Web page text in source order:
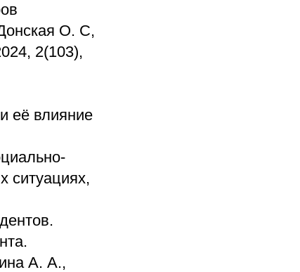
О. С,
2(103),
её влияние
ситуациях,
А. А.,